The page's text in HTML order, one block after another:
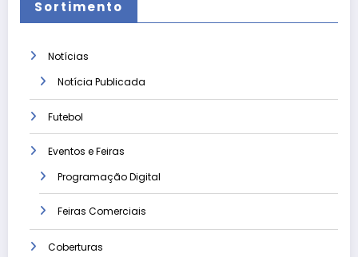
Sortimento
Notícias
Notícia Publicada
Futebol
Eventos e Feiras
Programação Digital
Feiras Comerciais
Coberturas